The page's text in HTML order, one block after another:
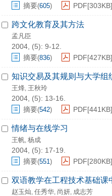
摘要(605) PDF[303KB]
跨文化教育及其方法
孟凡臣
2004, (5): 9-12.
摘要(836) PDF[427KB]
知识交易及其规则与大学组
王烽, 王秋玲
2004, (5): 13-16.
摘要(542) PDF[441KB]
情绪与在线学习
王帆, 杨成
2004, (5): 17-19.
摘要(551) PDF[280KB]
双语教学在工程技术基础课
赵玉灿, 任秀华, 尚妍, 成志芳